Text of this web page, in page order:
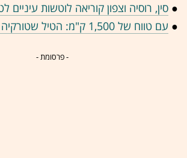
● סין, רוסיה וצפון קוריאה לוטשות עיניים
● עם טווח של 1,500 ק"מ: הטיל שטורקיה בונה עליו
- פרסומת -